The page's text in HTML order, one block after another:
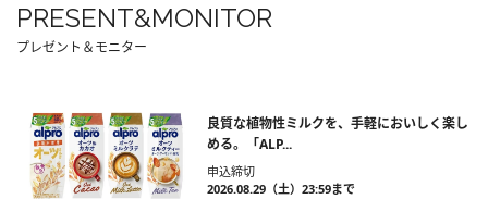
PRESENT&MONITOR
プレゼント＆モニター
良質な植物性ミルクを、手軽においしく楽し
める。「ALP...
申込締切
2026.08.29（土）23:59まで